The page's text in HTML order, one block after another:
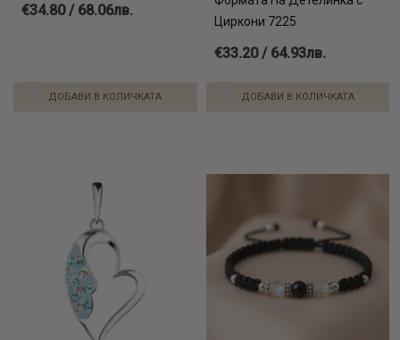
€34.80 / 68.06лв.
ДОБАВИ В КОЛИЧКАТА
Циркони 7225
€33.20 / 64.93лв.
ДОБАВИ В КОЛИЧКАТА